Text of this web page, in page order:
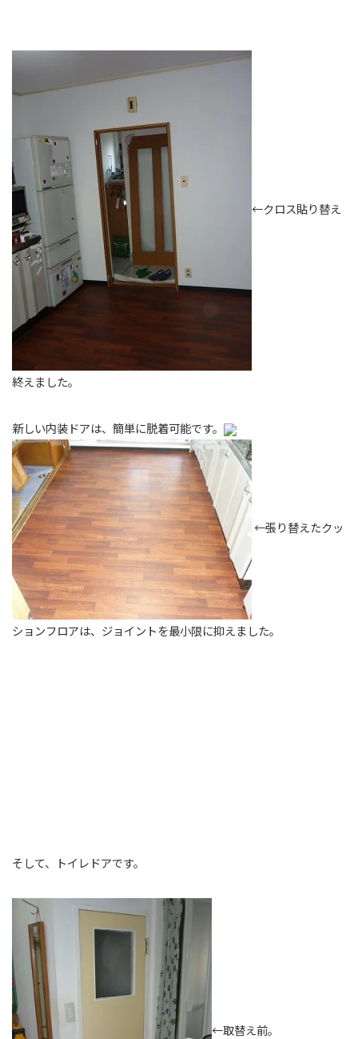
←クロス貼り替え
終えました。
新しい内装ドアは、簡単に脱着可能です。
←張り替えたクッ
ションフロアは、ジョイントを最小限に抑えました。
そして、トイレドアです。
←取替え前。